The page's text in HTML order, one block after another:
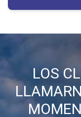
LOS